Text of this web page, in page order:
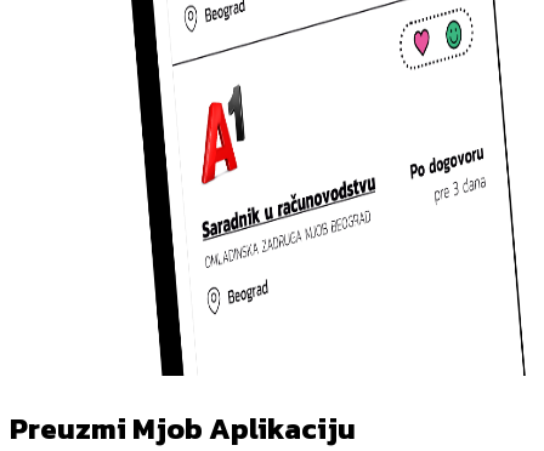
Preuzmi Mjob Aplikaciju